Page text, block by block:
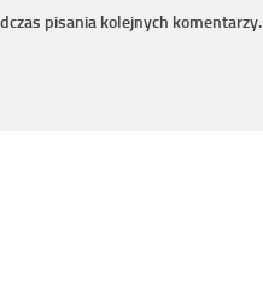
pisania kolejnych komentarzy.